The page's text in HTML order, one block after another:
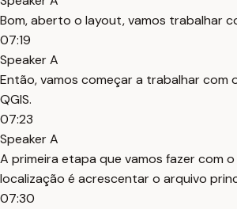
Bom, aberto o layout, vamos trabalhar
07:19
Speaker A
Então, vamos começar a trabalhar com
QGIS.
07:23
Speaker A
A primeira etapa que vamos fazer com
localização é acrescentar o arquivo
07:30